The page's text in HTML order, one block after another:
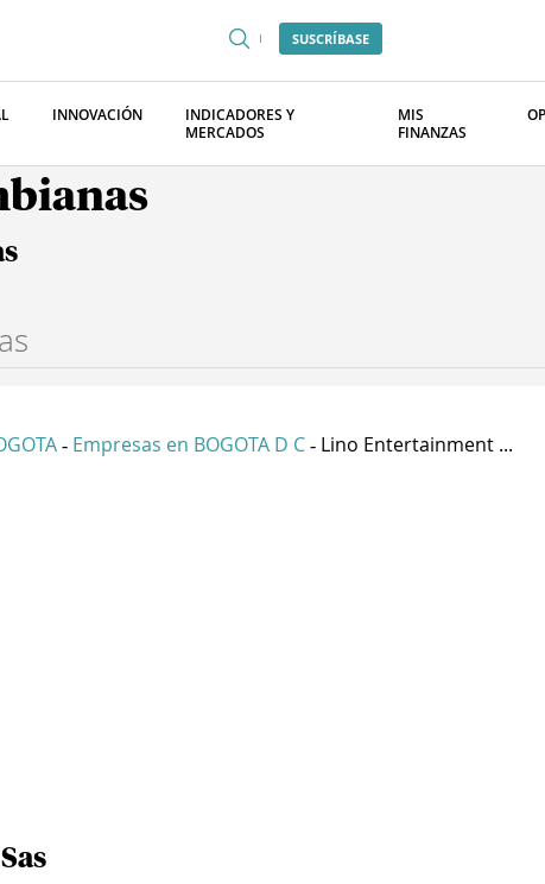
SUSCRÍBASE
INNOVACIÓN
INDICADORES Y
MERCADOS
MIS
FINANZAS
- Empresas en BOGOTA D C - Lino Entertainment ...